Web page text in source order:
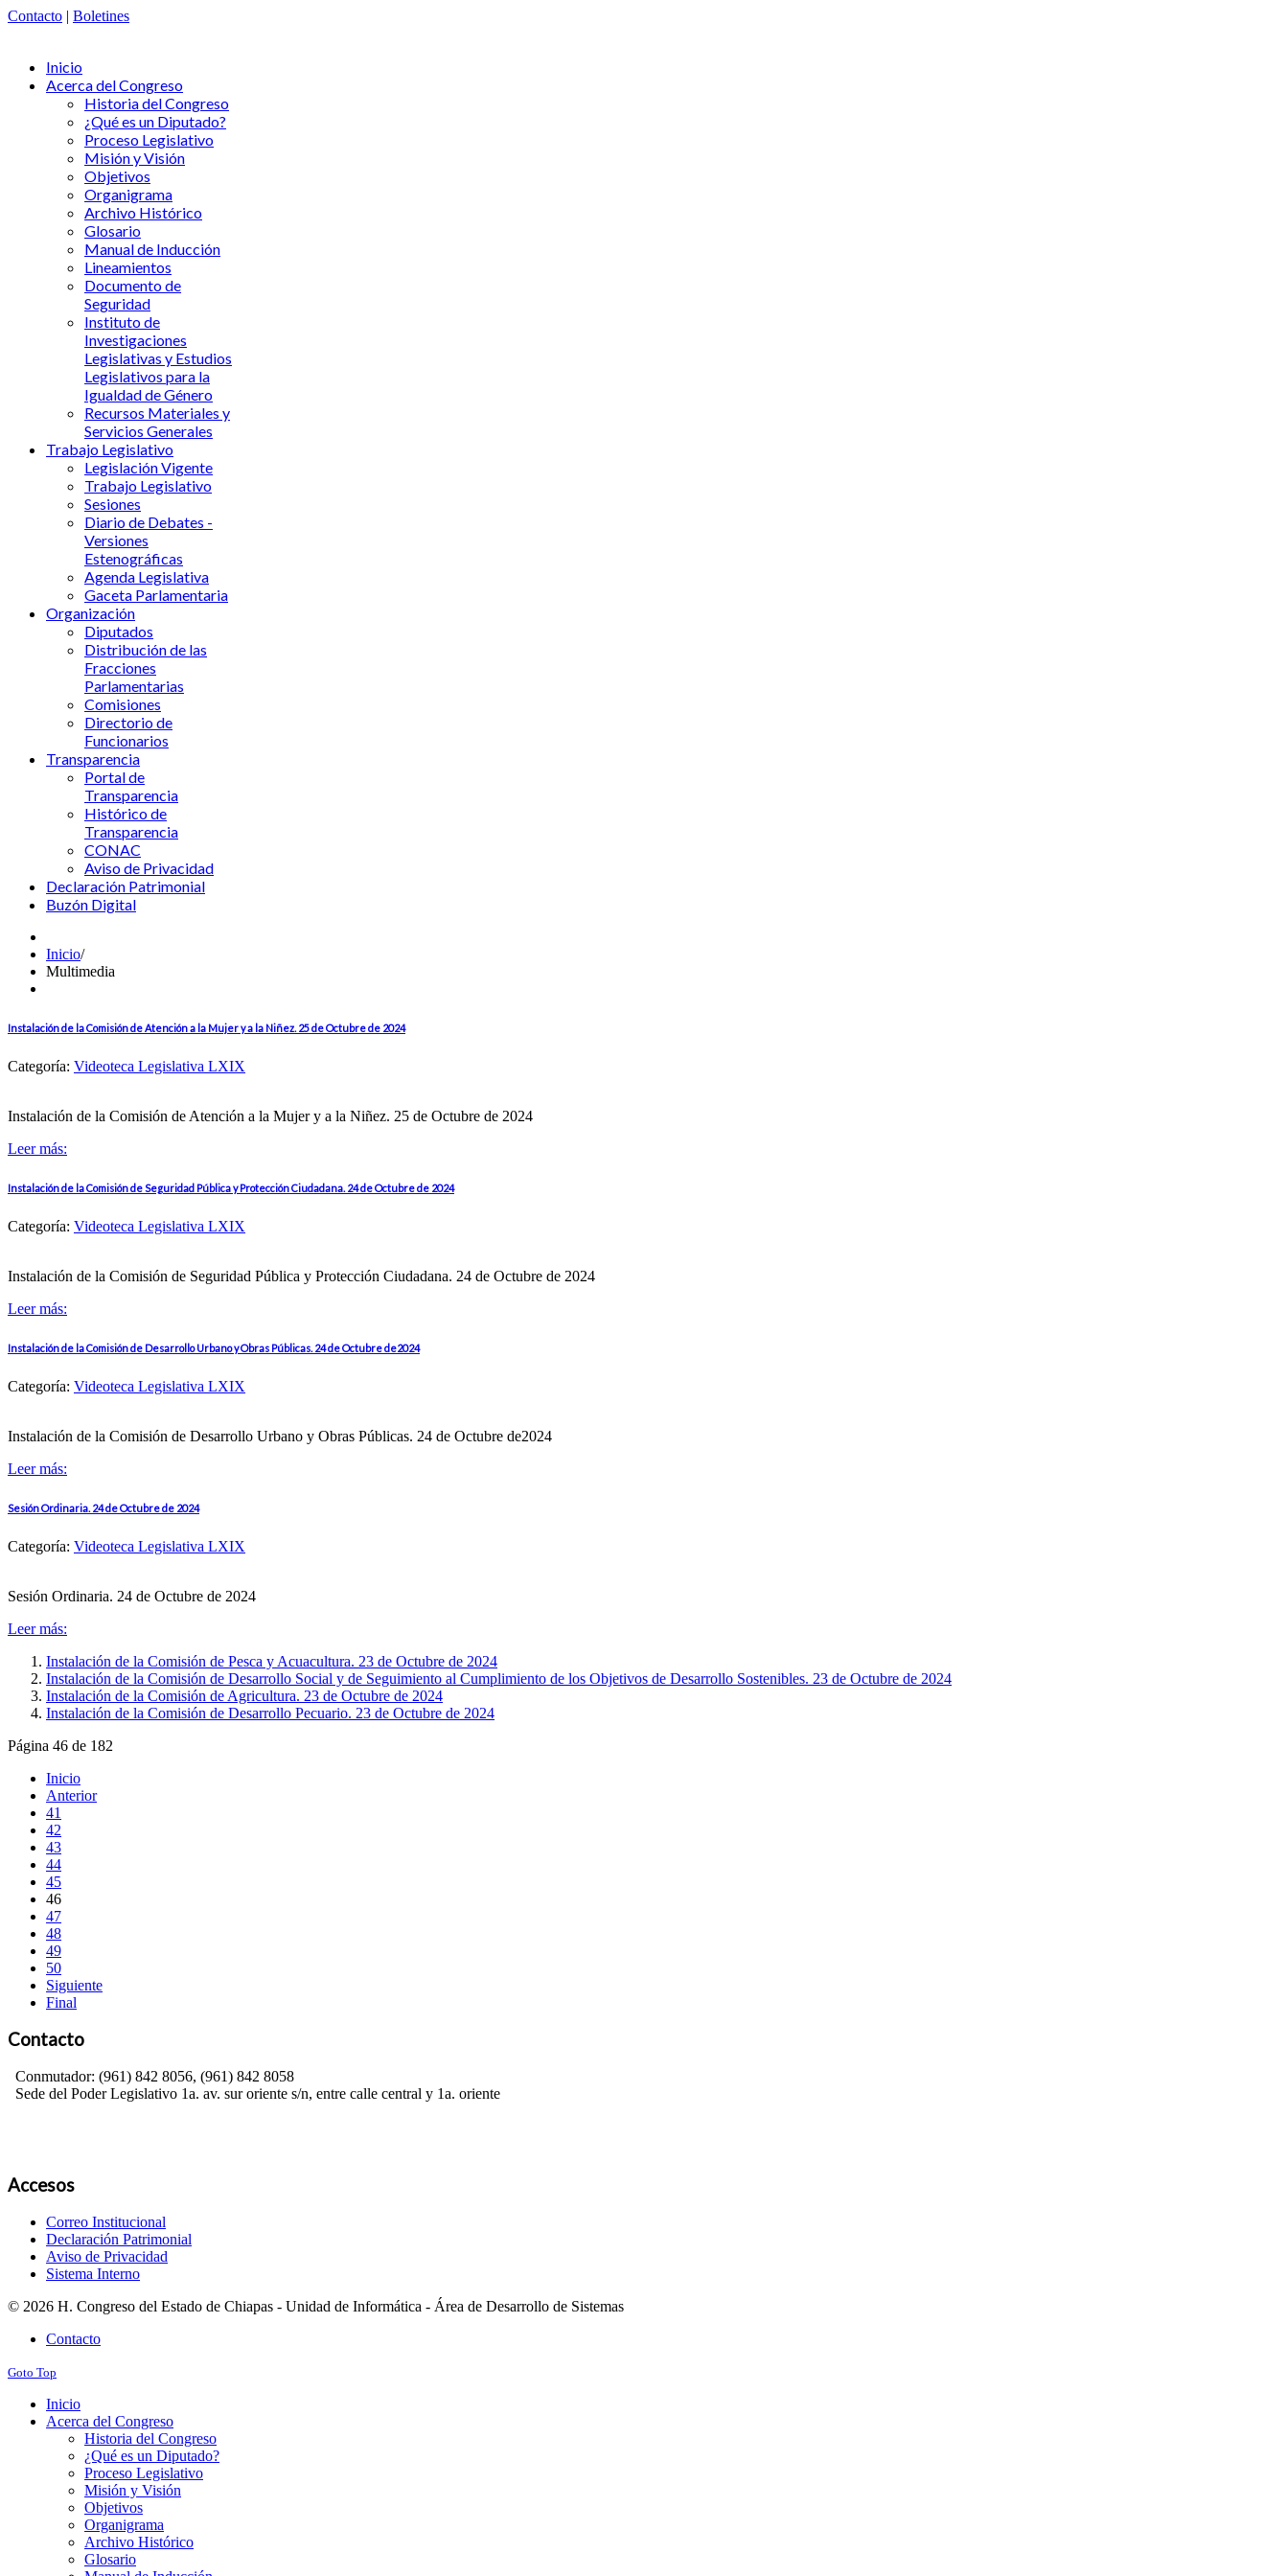
Contacto | Boletines
Inicio
Acerca del Congreso
Historia del Congreso
¿Qué es un Diputado?
Proceso Legislativo
Misión y Visión
Objetivos
Organigrama
Archivo Histórico
Glosario
Manual de Inducción
Lineamientos
Documento de
Seguridad
Instituto de
Investigaciones
Legislativas y Estudios
Legislativos para la
Igualdad de Género
Recursos Materiales y
Servicios Generales
Trabajo Legislativo
Legislación Vigente
Trabajo Legislativo
Sesiones
Diario de Debates -
Versiones
Estenográficas
Agenda Legislativa
Gaceta Parlamentaria
Organización
Diputados
Distribución de las
Fracciones
Parlamentarias
Comisiones
Directorio de
Funcionarios
Transparencia
Portal de
Transparencia
Histórico de
Transparencia
CONAC
Aviso de Privacidad
Declaración Patrimonial
Buzón Digital
Inicio/
Multimedia
Instalación de la Comisión de Atención a la Mujer y a la Niñez. 25 de Octubre de 2024
Categoría: Videoteca Legislativa LXIX
Instalación de la Comisión de Atención a la Mujer y a la Niñez. 25 de Octubre de 2024
Leer más:
Instalación de la Comisión de Seguridad Pública y Protección Ciudadana. 24 de Octubre de 2024
Categoría: Videoteca Legislativa LXIX
Instalación de la Comisión de Seguridad Pública y Protección Ciudadana. 24 de Octubre de 2024
Leer más:
Instalación de la Comisión de Desarrollo Urbano y Obras Públicas. 24 de Octubre de2024
Categoría: Videoteca Legislativa LXIX
Instalación de la Comisión de Desarrollo Urbano y Obras Públicas. 24 de Octubre de2024
Leer más:
Sesión Ordinaria. 24 de Octubre de 2024
Categoría: Videoteca Legislativa LXIX
Sesión Ordinaria. 24 de Octubre de 2024
Leer más:
Instalación de la Comisión de Pesca y Acuacultura. 23 de Octubre de 2024
Instalación de la Comisión de Desarrollo Social y de Seguimiento al Cumplimiento de los Objetivos de Desarrollo Sostenibles. 23 de Octubre de 2024
Instalación de la Comisión de Agricultura. 23 de Octubre de 2024
Instalación de la Comisión de Desarrollo Pecuario. 23 de Octubre de 2024
Página 46 de 182
Inicio
Anterior
41
42
43
44
45
46
47
48
49
50
Siguiente
Final
Contacto
Conmutador: (961) 842 8056, (961) 842 8058
Sede del Poder Legislativo 1a. av. sur oriente s/n, entre calle central y 1a. oriente
Accesos
Correo Institucional
Declaración Patrimonial
Aviso de Privacidad
Sistema Interno
© 2026 H. Congreso del Estado de Chiapas - Unidad de Informática - Área de Desarrollo de Sistemas
Contacto
Goto Top
Inicio
Acerca del Congreso
Historia del Congreso
¿Qué es un Diputado?
Proceso Legislativo
Misión y Visión
Objetivos
Organigrama
Archivo Histórico
Glosario